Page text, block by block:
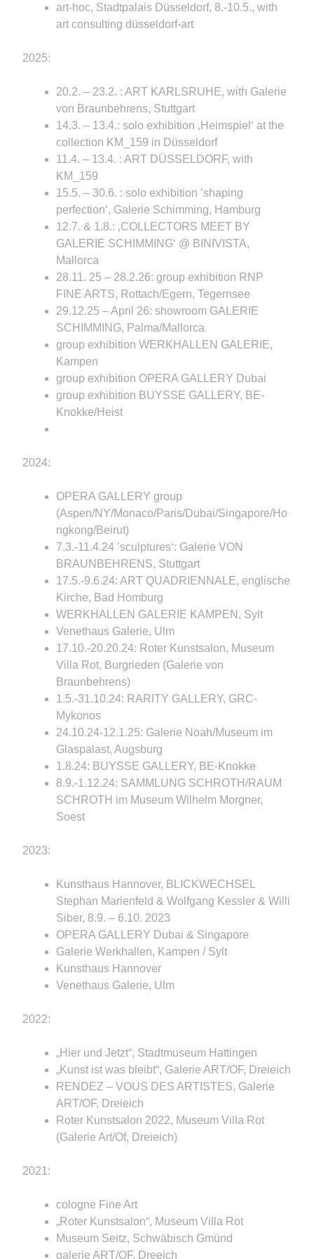
art-hoc, Stadtpalais Düsseldorf, 8.-10.5., with
art consulting düsseldorf-art
2025:
20.2. – 23.2. : ART KARLSRUHE, with Galerie
von Braunbehrens, Stuttgart
14.3. – 13.4.: solo exhibition ‚Heimspiel‘ at the
collection KM_159 in Düsseldorf
11.4. – 13.4. : ART DÜSSELDORF, with
KM_159
15.5. – 30.6. : solo exhibition ’shaping
perfection‘, Galerie Schimming, Hamburg
12.7. & 1.8.: ‚COLLECTORS MEET BY
GALERIE SCHIMMING‘ @ BINIVISTA,
Mallorca
28.11. 25 – 28.2.26: group exhibition RNP
FINE ARTS, Rottach/Egern, Tegernsee
29.12.25 – April 26: showroom GALERIE
SCHIMMING, Palma/Mallorca
group exhibition WERKHALLEN GALERIE,
Kampen
group exhibition OPERA GALLERY Dubai
group exhibition BUYSSE GALLERY, BE-
Knokke/Heist
2024:
OPERA GALLERY group
(Aspen/NY/Monaco/Paris/Dubai/Singapore/Ho
ngkong/Beirut)
7.3.-11.4.24 ’sculptures‘: Galerie VON
BRAUNBEHRENS, Stuttgart
17.5.-9.6.24: ART QUADRIENNALE, englische
Kirche, Bad Homburg
WERKHALLEN GALERIE KAMPEN, Sylt
Venethaus Galerie, Ulm
17.10.-20.20.24: Roter Kunstsalon, Museum
Villa Rot, Burgrieden (Galerie von
Braunbehrens)
1.5.-31.10.24: RARITY GALLERY, GRC-
Mykonos
24.10.24-12.1.25: Galerie Noah/Museum im
Glaspalast, Augsburg
1.8.24: BUYSSE GALLERY, BE-Knokke
8.9.-1.12.24: SAMMLUNG SCHROTH/RAUM
SCHROTH im Museum Wilhelm Morgner,
Soest
2023:
Kunsthaus Hannover, BLICKWECHSEL
Stephan Marienfeld & Wolfgang Kessler & Willi
Siber, 8.9. – 6.10. 2023
OPERA GALLERY Dubai & Singapore
Galerie Werkhallen, Kampen / Sylt
Kunsthaus Hannover
Venethaus Galerie, Ulm
2022:
„Hier und Jetzt“, Stadtmuseum Hattingen
„Kunst ist was bleibt“, Galerie ART/OF, Dreieich
RENDEZ – VOUS DES ARTISTES, Galerie
ART/OF, Dreieich
Roter Kunstsalon 2022, Museum Villa Rot
(Galerie Art/Of, Dreieich)
2021:
cologne Fine Art
„Roter Kunstsalon“, Museum Villa Rot
Museum Seitz, Schwäbisch Gmünd
galerie ART/OF, Dreeich